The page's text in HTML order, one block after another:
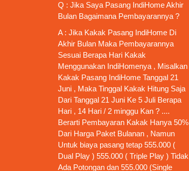
Q : Jika Saya Pasang IndiHomeAkhir
Bulan Bagaimana Pembayarannya ?
A : Jika Kakak Pasang IndiHome Di
Akhir Bulan Maka Pembayarannya
Sesuai Berapa Hari Kakak
Menggunakan IndiHomenya , Misalkan
Kakak Pasang IndiHome Tanggal 21
Juni , Maka Tinggal Kakak Hitung Saja
Dari Tanggal 21 Juni Ke 5 Juli Berapa
Hari , 14 Hari / 2 minggu Kan ? ....
Berarti Pembayaran Kakak Hanya 50%
Dari Harga Paket Bulanan , Namun
Untuk biaya pasang tetap 555.000 (
Dual Play ) 555.000 ( Triple Play ) Tidak
Ada Potongan dan 555.000 (Single